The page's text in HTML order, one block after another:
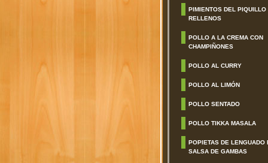
PIMIENTOS DEL PIQUILLO
RELLENOS
POLLO A LA CREMA CON
CHAMPIÑONES
POLLO AL CURRY
POLLO AL LIMÓN
POLLO SENTADO
POLLO TIKKA MASALA
POPIETAS DE LENGUADO
SALSA DE GAMBAS